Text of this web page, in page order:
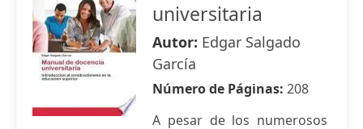
universitaria
Autor: Edgar Salgado
García
Número de Páginas: 208
A pesar de los numerosos